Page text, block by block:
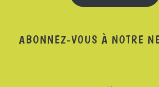
ABONNEZ-VOUS À NOTRE